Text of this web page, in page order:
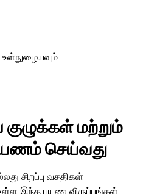
மற்றும்
செய்வது
சிறப்பு வசதிகள்
இந்த பயண விருப்பங்கள்